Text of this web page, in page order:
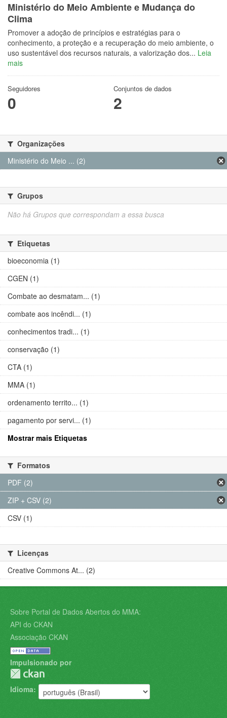
Ministério do Meio Ambiente e Mudança do
Clima
Promover a adoção de princípios e estratégias para o
conhecimento, a proteção e a recuperação do meio ambiente, o
uso sustentável dos recursos naturais, a valorização dos... Leia
mais
Seguidores
0
Conjuntos de dados
2
Organizações
Ministério do Meio ... (2)
Grupos
Não há Grupos que correspondam a essa busca
Etiquetas
bioeconomia (1)
CGEN (1)
Combate ao desmatam... (1)
combate aos incêndi... (1)
conhecimentos tradi... (1)
conservação (1)
CTA (1)
MMA (1)
ordenamento territo... (1)
pagamento por servi... (1)
Mostrar mais Etiquetas
Formatos
PDF (2)
ZIP + CSV (2)
CSV (1)
Licenças
Creative Commons At... (2)
Sobre Portal de Dados Abertos do MMA:
API do CKAN
Associação CKAN
Impulsionado por
Idioma